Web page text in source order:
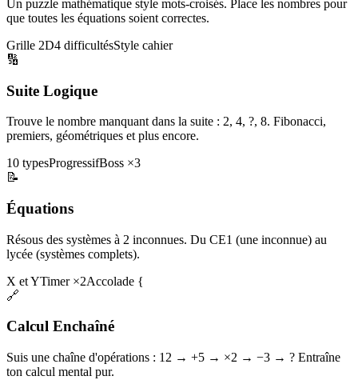
Un puzzle mathématique style mots-croisés. Place les nombres pour
que toutes les équations soient correctes.
Grille 2D4 difficultésStyle cahier
🔢
Suite Logique
Trouve le nombre manquant dans la suite : 2, 4, ?, 8. Fibonacci,
premiers, géométriques et plus encore.
10 typesProgressifBoss ×3
📝
Équations
Résous des systèmes à 2 inconnues. Du CE1 (une inconnue) au
lycée (systèmes complets).
X et YTimer ×2Accolade {
🔗
Calcul Enchaîné
Suis une chaîne d'opérations : 12 → +5 → ×2 → −3 → ? Entraîne
ton calcul mental pur.